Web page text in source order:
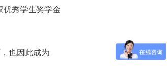
优秀学生奖学金
也因此成为